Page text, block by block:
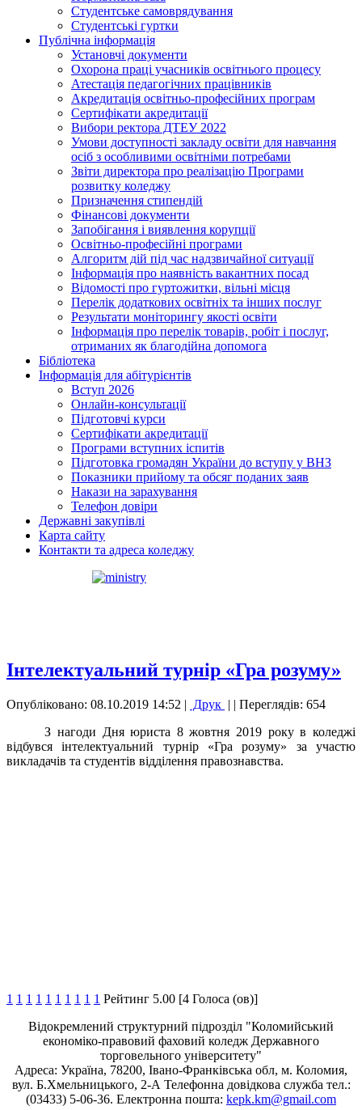
Студентське самоврядування
Студентські гуртки
Публічна інформація
Установчі документи
Охорона праці учасників освітнього процесу
Атестація педагогічних працівників
Акредитація освітньо-професійних програм
Сертифікати акредитації
Вибори ректора ДТЕУ 2022
Умови доступності закладу освіти для навчання
осіб з особливими освітніми потребами
Звіти директора про реалізацію Програми
розвитку коледжу
Призначення стипендій
Фінансові документи
Запобігання і виявлення корупції
Освітньо-професійні програми
Алгоритм дій під час надзвичайної ситуації
Інформація про наявність вакантних посад
Відомості про гуртожитки, вільні місця
Перелік додаткових освітніх та інших послуг
Результати моніторингу якості освіти
Інформація про перелік товарів, робіт і послуг,
отриманих як благодійна допомога
Бібліотека
Інформація для абітурієнтів
Вступ 2026
Онлайн-консультації
Підготовчі курси
Сертифікати акредитації
Програми вступних іспитів
Підготовка громадян України до вступу у ВНЗ
Показники прийому та обсяг поданих заяв
Накази на зарахування
Телефон довіри
Державні закупівлі
Карта сайту
Контакти та адреса коледжу
Інтелектуальний турнір «Гра розуму»
Опубліковано: 08.10.2019 14:52 | Друк | | Переглядів: 654
З нагоди Дня юриста 8 жовтня 2019 року в коледжі
відбувся інтелектуальний турнір «Гра розуму» за участю
викладачів та студентів відділення правознавства.
1 1 1 1 1 1 1 1 1 1 Рейтинг 5.00 [4 Голоса (ов)]
Відокремлений структурний підрозділ "Коломийський
економіко-правовий фаховий коледж Державного
торговельного університету"
Адреса: Україна, 78200, Івано-Франківська обл, м. Коломия,
вул. Б.Хмельницького, 2-А Телефонна довідкова служба тел.:
(03433) 5-06-36. Електронна пошта: kepk.km@gmail.com